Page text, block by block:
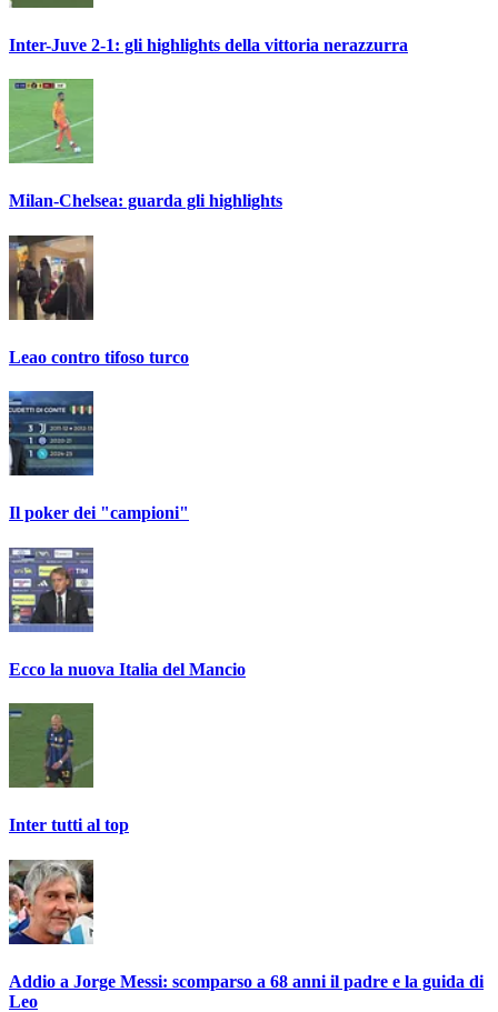
Inter-Juve 2-1: gli highlights della vittoria nerazzurra
Milan-Chelsea: guarda gli highlights
Leao contro tifoso turco
Il poker dei "campioni"
Ecco la nuova Italia del Mancio
Inter tutti al top
Addio a Jorge Messi: scomparso a 68 anni il padre e la guida di
Leo